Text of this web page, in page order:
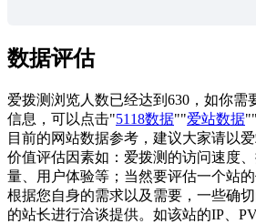
数据评估
爱拨测浏览人数已经达到630，如你需
信息，可以点击"5118数据""爱站数据""
目前的网站数据参考，建议大家请以
价值评估因素如：爱拨测的访问速度
量、用户体验等；当然要评估一个站
根据您自身的需求以及需要，一些确
的站长进行洽谈提供。如该站的IP、